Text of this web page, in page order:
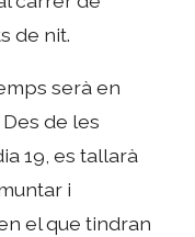
de nit.
serà en
de les
19, es tallarà
i
el que tindran